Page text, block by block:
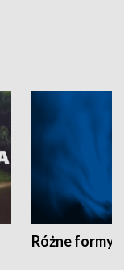
Różne formy